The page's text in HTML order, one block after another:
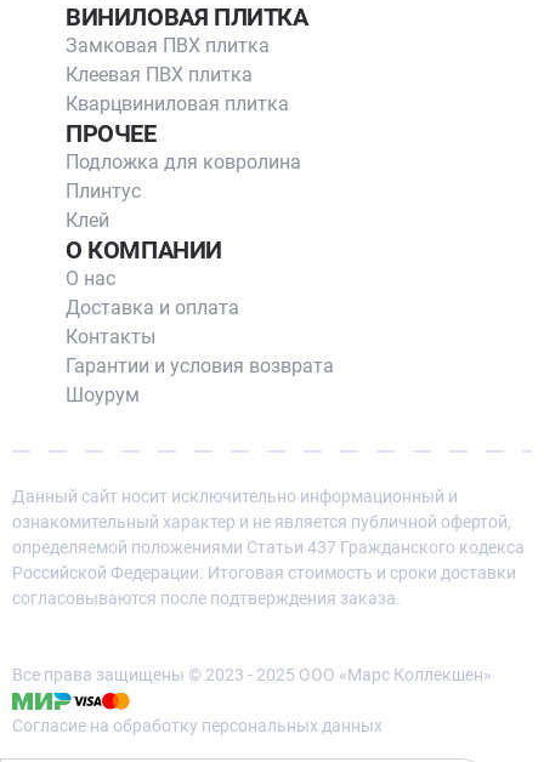
ВИНИЛОВАЯ ПЛИТКА
Замковая ПВХ плитка
Клеевая ПВХ плитка
Кварцвиниловая плитка
ПРОЧЕЕ
Подложка для ковролина
Плинтус
Клей
О КОМПАНИИ
О нас
Доставка и оплата
Контакты
Гарантии и условия возврата
Шоурум
Данный сайт носит исключительно информационный и
ознакомительный характер и не является публичной офертой,
определяемой положениями Статьи 437 Гражданского кодекса
Российской Федерации. Итоговая стоимость и сроки доставки
согласовываются после подтверждения заказа.
Все права защищены © 2023 - 2025 ООО «Марс Коллекшен»
Согласие на обработку персональных данных